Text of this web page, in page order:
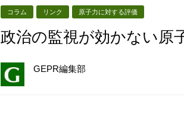
コラム リンク 原子力に対する評価
政治の監視が効かない原
GEPR編集部